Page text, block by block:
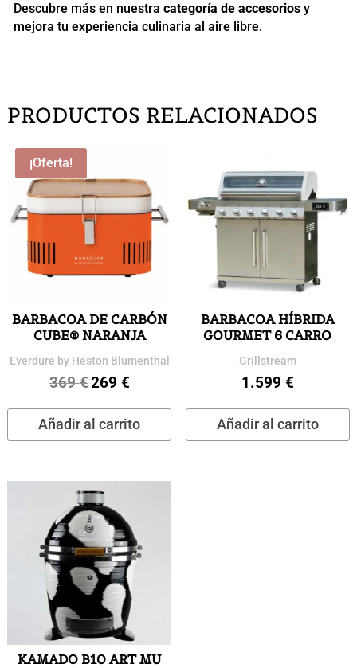
Descubre más en nuestra categoría de accesoriosy
mejora tu experiencia culinaria al aire libre.
PRODUCTOS RELACIONADOS
¡Oferta!
BARBACOA DE CARBÓN
CUBE® NARANJA
Everdure by Heston Blumenthal
369€ El
original
era:
269 €El
actual
es:
Añadir al carrito
BARBACOA HÍBRIDA
GOURMET 6 CARRO
Grillstream
1.599 €
Añadir al carrito
KAMADO B10 ART MU